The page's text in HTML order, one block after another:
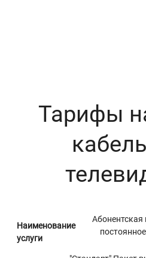
Тарифы
Наименование
услуги
Абонентская